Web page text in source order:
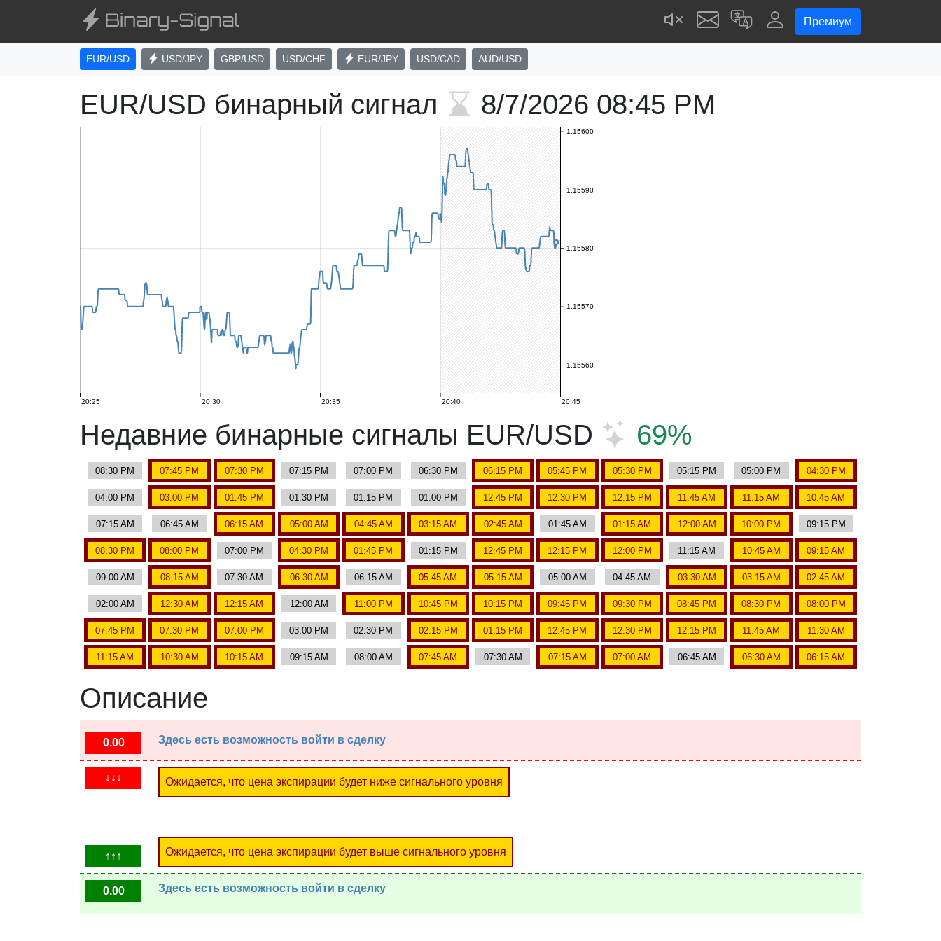
Премиум
EUR/USD USD/JPY GBP/USD USD/CHF EUR/JPY USD/CAD AUD/USD
EUR/USD бинарный сигнал 8/7/2026 08:45 PM
20:25 20:30 20:35 20:40 20:45
1.15560
1.15570
1.15580
1.15590
1.15600
Недавние бинарные сигналы EUR/USD 69%
08:30 PM 07:45 PM 07:30 PM 07:15 PM 07:00 PM 06:30 PM 06:15 PM 05:45 PM 05:30 PM 05:15 PM 05:00 PM 04:30 PM
04:00 PM 03:00 PM 01:45 PM 01:30 PM 01:15 PM 01:00 PM 12:45 PM 12:30 PM 12:15 PM 11:45 AM 11:15 AM 10:45 AM
07:15 AM 06:45 AM 06:15 AM 05:00 AM 04:45 AM 03:15 AM 02:45 AM 01:45 AM 01:15 AM 12:00 AM 10:00 PM 09:15 PM
08:30 PM 08:00 PM 07:00 PM 04:30 PM 01:45 PM 01:15 PM 12:45 PM 12:15 PM 12:00 PM 11:15 AM 10:45 AM 09:15 AM
09:00 AM 08:15 AM 07:30 AM 06:30 AM 06:15 AM 05:45 AM 05:15 AM 05:00 AM 04:45 AM 03:30 AM 03:15 AM 02:45 AM
02:00 AM 12:30 AM 12:15 AM 12:00 AM 11:00 PM 10:45 PM 10:15 PM 09:45 PM 09:30 PM 08:45 PM 08:30 PM 08:00 PM
07:45 PM 07:30 PM 07:00 PM 03:00 PM 02:30 PM 02:15 PM 01:15 PM 12:45 PM 12:30 PM 12:15 PM 11:45 AM 11:30 AM
11:15 AM 10:30 AM 10:15 AM 09:15 AM 08:00 AM 07:45 AM 07:30 AM 07:15 AM 07:00 AM 06:45 AM 06:30 AM 06:15 AM
Описание
0.00 Здесь есть возможность войти в сделку
↓↓↓ Ожидается, что цена экспирации будет ниже сигнального уровня
↑↑↑ Ожидается, что цена экспирации будет выше сигнального уровня
0.00 Здесь есть возможность войти в сделку